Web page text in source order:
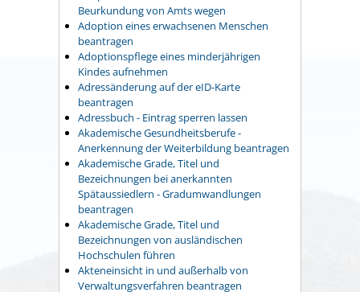
Beurkundung von Amts wegen
Adoption eines erwachsenen Menschen
beantragen
Adoptionspflege eines minderjährigen
Kindes aufnehmen
Adressänderung auf der eID-Karte
beantragen
Adressbuch - Eintrag sperren lassen
Akademische Gesundheitsberufe -
Anerkennung der Weiterbildung beantragen
Akademische Grade, Titel und
Bezeichnungen bei anerkannten
Spätaussiedlern - Gradumwandlungen
beantragen
Akademische Grade, Titel und
Bezeichnungen von ausländischen
Hochschulen führen
Akteneinsicht in und außerhalb von
Verwaltungsverfahren beantragen